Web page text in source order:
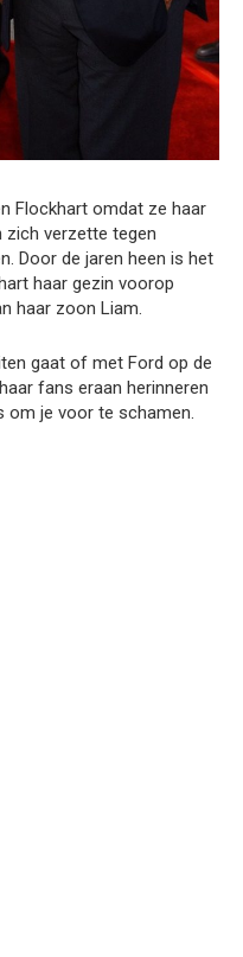
Flockhart omdat ze haar
verzette tegen
Door de jaren heen is het
haar gezin voorop
haar zoon Liam.
gaat of met Ford op de
fans eraan herinneren
om je voor te schamen.